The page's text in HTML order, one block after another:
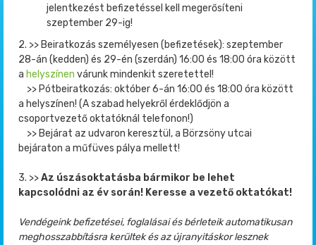
jelentkezést befizetéssel kell megerősíteni
szeptember 29-ig!
2. >> Beiratkozás személyesen (befizetések): szeptember
28-án (kedden) és 29-én (szerdán) 16:00 és 18:00 óra között
a helyszínen várunk mindenkit szeretettel!
>> Pótbeiratkozás: október 6-án 16:00 és 18:00 óra között
a helyszínen! (A szabad helyekről érdeklődjön a
csoportvezető oktatóknál telefonon!)
>> Bejárat az udvaron keresztül, a Börzsöny utcai
bejáraton a műfüves pálya mellett!
3. >>Az úszásoktatásba bármikor be lehet
kapcsolódni az év során! Keresse a vezető oktatókat!
Vendégeink befizetései, foglalásai és bérleteik automatikusan
meghosszabbításra kerültek és az újranyitáskor lesznek